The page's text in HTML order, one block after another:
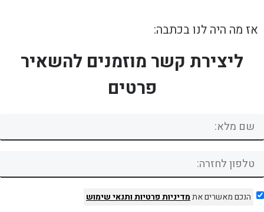
אז מה היה לנו בכתבה:
ליצירת קשר מוזמנים להשאיר
פרטים
הנכם מאשרים אתמדיניות פרטיותותנאי שימוש